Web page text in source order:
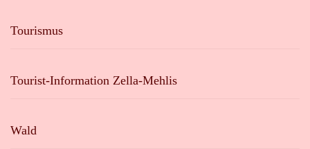
Tourismus
Tourist-Information Zella-Mehlis
Wald